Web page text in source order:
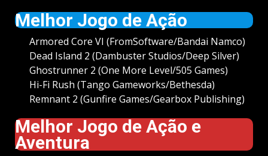
Melhor Jogo de Ação
Armored Core VI (FromSoftware/Bandai Namco)
Dead Island 2 (Dambuster Studios/Deep Silver)
Ghostrunner 2 (One More Level/505 Games)
Hi-Fi Rush (Tango Gameworks/Bethesda)
Remnant 2 (Gunfire Games/Gearbox Publishing)
Melhor Jogo de Ação e
Aventura